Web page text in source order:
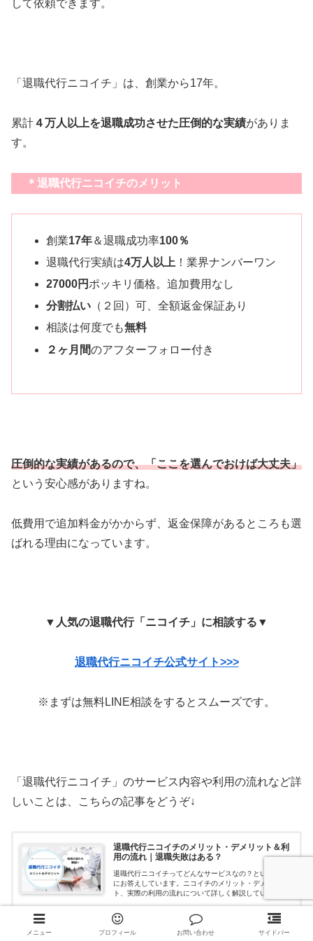
して依頼できます。
「退職代行ニコイチ」は、創業から17年。
累計４万人以上を退職成功させた圧倒的な実績がありま
す。
＊退職代行ニコイチのメリット
創業17年＆退職成功率100％
退職代行実績は4万人以上 ！業界ナンバーワン
27000円 ポッキリ価格。追加費用なし
分割払い （２回）可、全額返金保証あり
相談は何度でも無料
２ヶ月間のアフターフォロー付き
圧倒的な実績があるので、「ここを選んでおけば大丈夫」
という安心感がありますね。
低費用で追加料金がかからず、返金保障があるところも選
ばれる理由になっています。
▼人気の退職代行「ニコイチ」に相談する▼
退職代行ニコイチ公式サイト>>>
※まずは無料LINE相談をするとスムーズです。
「退職代行ニコイチ」のサービス内容や利用の流れなど詳
しいことは、こちらの記事をどうぞ↓
退職代行ニコイチのメリット・デメリット＆利
用の流れ｜退職失敗はある？
退職代行ニコイチってどんなサービスなの？という疑問
にお答えしています。ニコイチのメリット・デメリッ
ト、実際の利用の流れについて詳しく解説しています。
ニコイチが気になっている人はぜひ参考にしてみてくだ
さいね。
hoikushi-gurashi.com
メニュー プロフィール お問い合わせ サイドバー